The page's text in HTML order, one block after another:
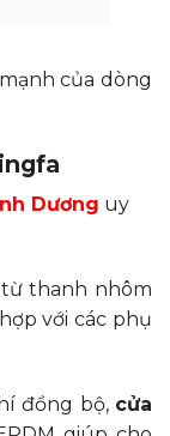
của dòng
Dương uy
thanh nhôm
với các phụ
đồng bộ, cửa